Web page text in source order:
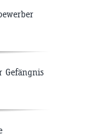
Gefängnis